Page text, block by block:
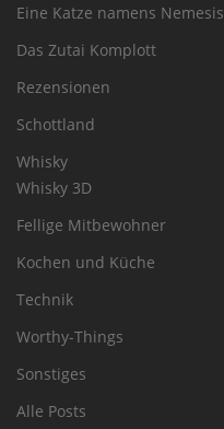
Eine Katze namens Nemesis
Das Zutai Komplott
Rezensionen
Schottland
Whisky
Whisky 3D
Fellige Mitbewohner
Kochen und Küche
Technik
Worthy-Things
Sonstiges
Alle Posts